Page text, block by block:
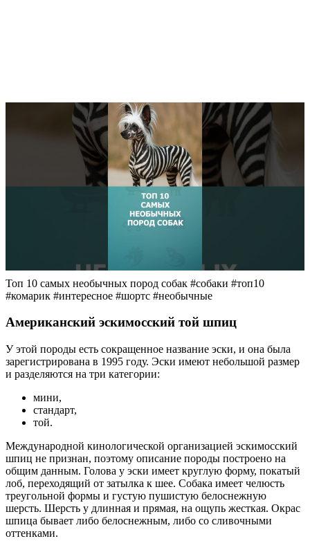
Топ 10 самых необычных пород собак #собаки #топ10
#комарик #интересное #шортс #необычные
Американский эскимосский той шпиц
У этой породы есть сокращенное название эски, и она была
зарегистрирована в 1995 году. Эски имеют небольшой размер
и разделяются на три категории:
мини,
стандарт,
той.
Международной кинологической организацией эскимосский
шпиц не признан, поэтому описание породы построено на
общим данным. Голова у эски имеет круглую форму, покатый
лоб, переходящий от затылка к шее. Собака имеет челюсть
треугольной формы и густую пушистую белоснежную
шерсть. Шерсть у длинная и прямая, на ощупь жесткая. Окрас
шпица бывает либо белоснежным, либо со сливочными
оттенками.